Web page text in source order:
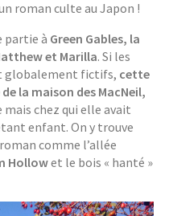
roman culte au Japon !
partie à Green Gables, la
et Marilla. Si les
globalement fictifs, cette
la maison des MacNeil,
mais chez qui elle avait
enfant. On y trouve
comme l’allée
Hollowet le bois « hanté »